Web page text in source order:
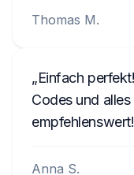
Thomas M.
Einfach
Codes und
empfehlenswert!
Anna S.